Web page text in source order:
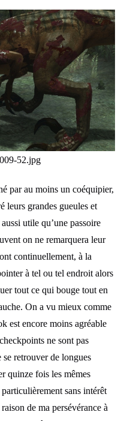
par au moins un coéquipier,
leurs grandes gueules et
utile qu’une passoire
on ne remarquera leur
continuellement, à la
à tel ou tel endroit alors
tout ce qui bouge tout en
On a vu mieux comme
est encore moins agréable
ne sont pas
retrouver de longues
quinze fois les mêmes
sans intérêt
de ma persévérance à